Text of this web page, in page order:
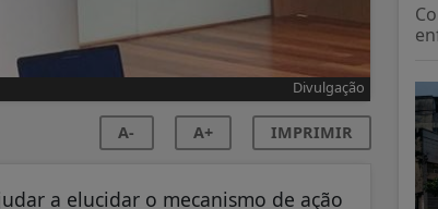
Divulgação
A- A+ IMPRIMIR
a elucidar o mecanismo de ação